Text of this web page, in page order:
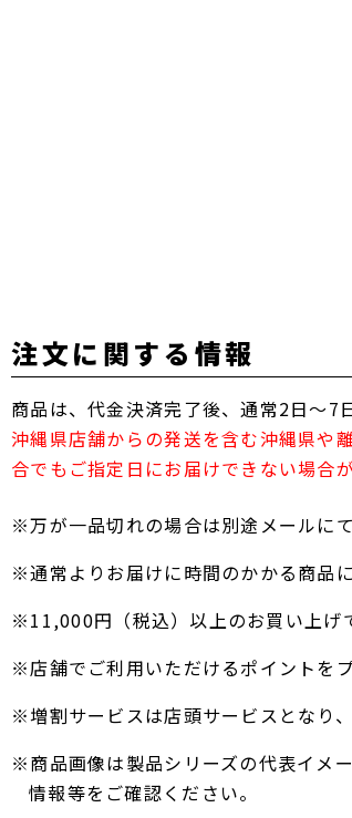
注文に関する情報
商品は、代金決済完了後、通常2日～7
沖縄県店舗からの発送を含む沖縄県や
合でもご指定日にお届けできない場合
※万が一品切れの場合は別途メールに
※通常よりお届けに時間のかかる商品
※11,000円（税込）以上のお買い上げ
※店舗でご利用いただけるポイントを
※増割サービスは店頭サービスとなり
※商品画像は製品シリーズの代表イメ
情報等をご確認ください。